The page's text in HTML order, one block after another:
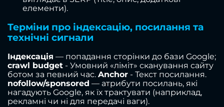
елементи).
Терміни про індексацію, посилання та
технічні сигнали
Індексація — попадання сторінки до бази Google;
crawl budget - Умовний «ліміт» сканування сайту
ботом за певний час. Anchor - Текст посилання.
nofollow/sponsored — атрибути посилань, які
нагадують Google, як їх трактувати (наприклад,
рекламні чи ні для передачі ваги).